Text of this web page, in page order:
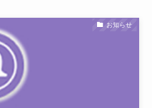
お知らせ